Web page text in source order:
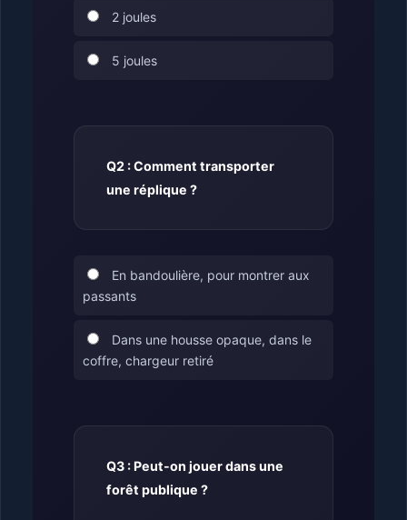
2 joules
5 joules
Q2 : Comment transporter
une réplique ?
En bandoulière, pour montrer aux
passants
Dans une housse opaque, dans le
coffre, chargeur retiré
Q3 : Peut-on jouer dans une
forêt publique ?